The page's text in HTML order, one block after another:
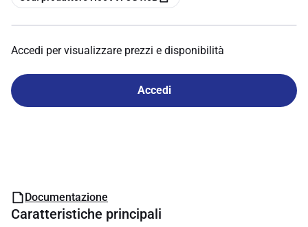
Accedi per visualizzare prezzi e disponibilità
Accedi
Documentazione
Caratteristiche principali